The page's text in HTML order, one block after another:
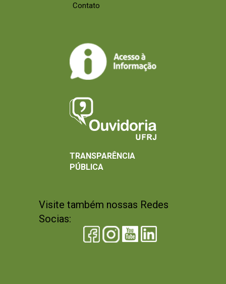
Contato
Visite também nossas Redes
Socias:
TRANSPARÊNCIA
PÚBLICA